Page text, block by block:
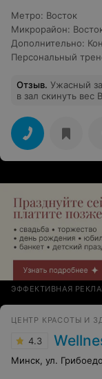
Метро: Восток
Микрорайон:
Дополнительно:
Персональный
Отзыв. Ужасный зал! Неужели Вы думаете ,
в зал скинуть
которой нет
должен быть с личным
него и хочется
этом зале и
тренировки,
Ужасный зал и
ногой
ЭФФЕКТИВНАЯ
ЦЕНТР КРАСОТЫ И
4.3
Минск, ул.